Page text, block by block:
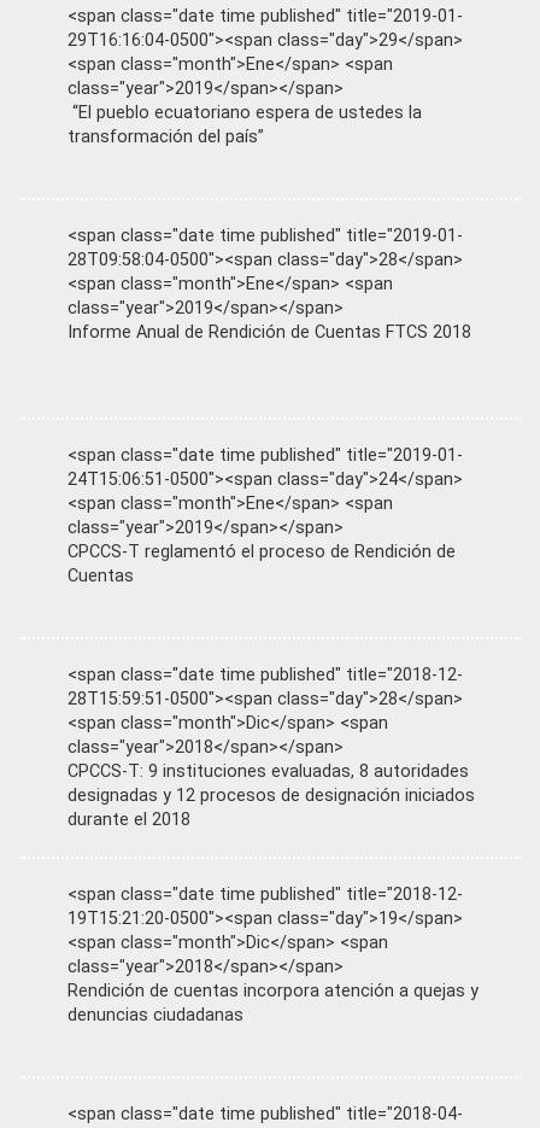
<span class="date time published" title="2019-01-
29T16:16:04-0500"><span class="day">29</span>
<span class="month">Ene</span> <span
class="year">2019</span></span>
“El pueblo ecuatoriano espera de ustedes la
transformación del país”
<span class="date time published" title="2019-01-
28T09:58:04-0500"><span class="day">28</span>
<span class="month">Ene</span> <span
class="year">2019</span></span>
Informe Anual de Rendición de Cuentas FTCS 2018
<span class="date time published" title="2019-01-
24T15:06:51-0500"><span class="day">24</span>
<span class="month">Ene</span> <span
class="year">2019</span></span>
CPCCS-T reglamentó el proceso de Rendición de
Cuentas
<span class="date time published" title="2018-12-
28T15:59:51-0500"><span class="day">28</span>
<span class="month">Dic</span> <span
class="year">2018</span></span>
CPCCS-T: 9 instituciones evaluadas, 8 autoridades
designadas y 12 procesos de designación iniciados
durante el 2018
<span class="date time published" title="2018-12-
19T15:21:20-0500"><span class="day">19</span>
<span class="month">Dic</span> <span
class="year">2018</span></span>
Rendición de cuentas incorpora atención a quejas y
denuncias ciudadanas
<span class="date time published" title="2018-04-